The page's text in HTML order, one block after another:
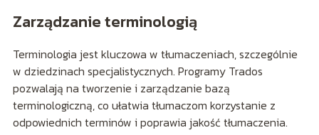
Zarządzanie terminologią
Terminologia jest kluczowa w tłumaczeniach, szczególnie
w dziedzinach specjalistycznych. Programy Trados
pozwalają na tworzenie i zarządzanie bazą
terminologiczną, co ułatwia tłumaczom korzystanie z
odpowiednich terminów i poprawia jakość tłumaczenia.